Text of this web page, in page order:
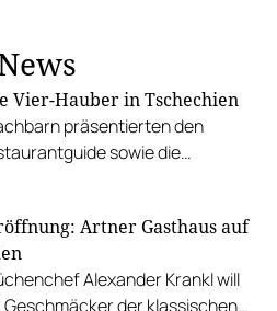
Vier-Hauber in Tschechien
präsentierten den
sowie die
Artner Gasthaus auf
Alexander Krankl will
Geschmäcker der klassischen